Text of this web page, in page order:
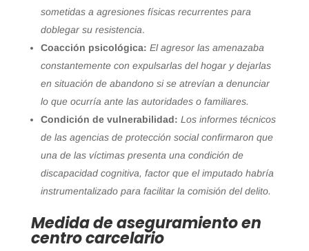
sometidas a agresiones físicas recurrentes para
doblegar su resistencia.
Coacción psicológica: El agresor las amenazaba
constantemente con expulsarlas del hogar y dejarlas
en situación de abandono si se atrevían a denunciar
lo que ocurría ante las autoridades o familiares.
Condición de vulnerabilidad: Los informes técnicos
de las agencias de protección social confirmaron que
una de las víctimas presenta una condición de
discapacidad cognitiva, factor que el imputado habría
instrumentalizado para facilitar la comisión del delito.
Medida de aseguramiento en
centro carcelario